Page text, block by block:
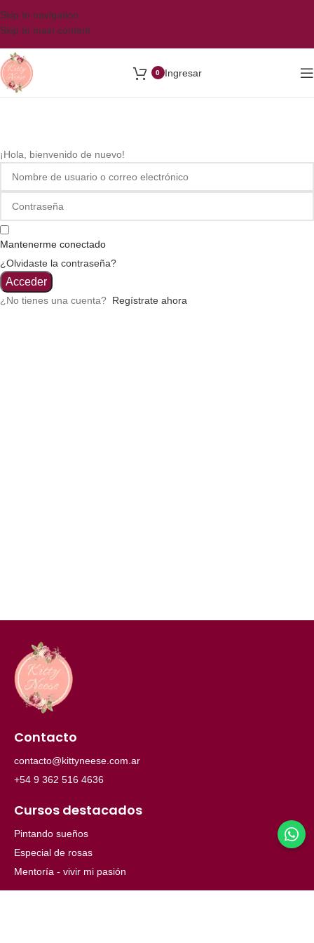
Skip to navigation
Skip to main content
0 Ingresar
¡Hola, bienvenido de nuevo!
Mantenerme conectado
¿Olvidaste la contraseña?
Acceder
¿No tienes una cuenta? Regístrate ahora
Contacto
contacto@kittyneese.com.ar
+54 9 362 516 4636
Cursos destacados
Pintando sueños
Especial de rosas
Mentoría - vivir mi pasión